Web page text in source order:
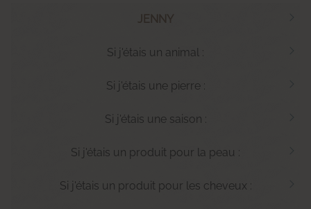
JENNY
Si j'étais un animal :
Si j'étais une pierre :
Si j'étais une saison :
Si j'étais un produit pour la peau :
Si j'étais un produit pour les cheveux :